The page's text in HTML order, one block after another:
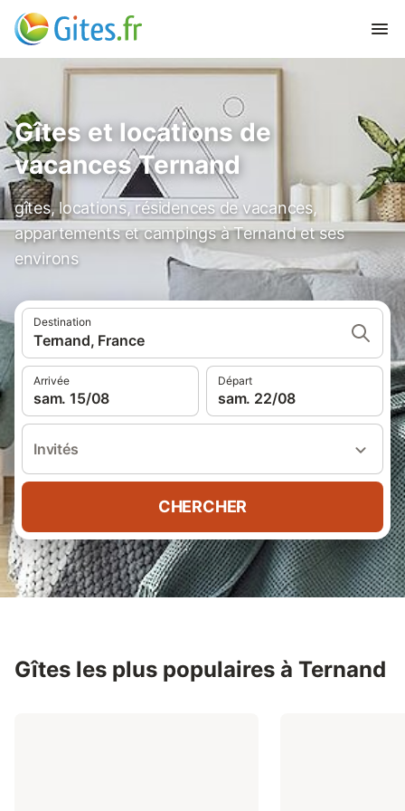
Gîtes et locations de
vacances Ternand
gîtes, locations, résidences de vacances,
appartements et campings à Ternand et ses
environs
Destination
Ternand, France
Arrivée
sam. 15/08
Départ
sam. 22/08
Invités
CHERCHER
Gîtes les plus populaires à Ternand